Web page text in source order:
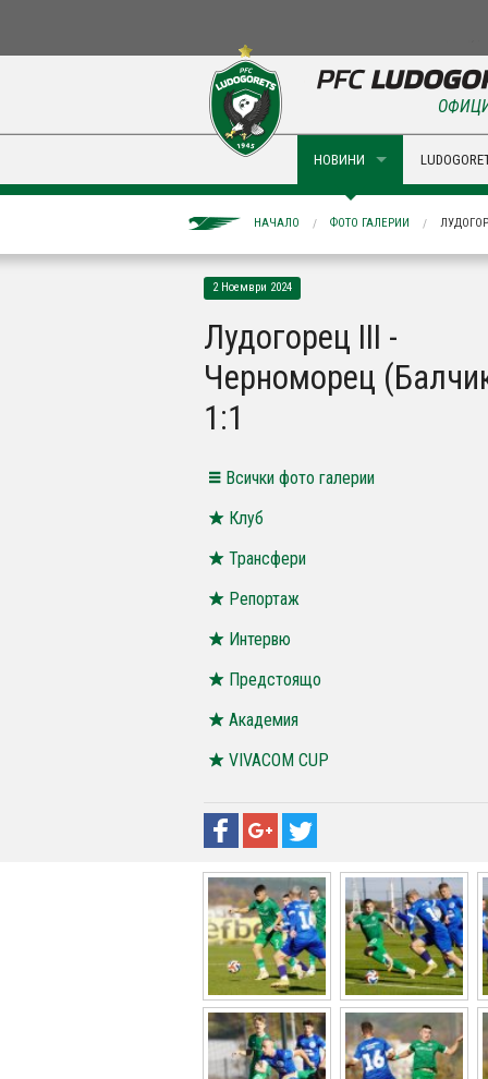
НОВИНИ
НАЧАЛО ФОТО ГАЛЕРИИ
2 Ноември 2024
Лудогорец III -
Черноморец
1:1
Всички фото галерии
Клуб
Трансфери
Репортаж
Интервю
Предстоящо
Академия
VIVACOM CUP